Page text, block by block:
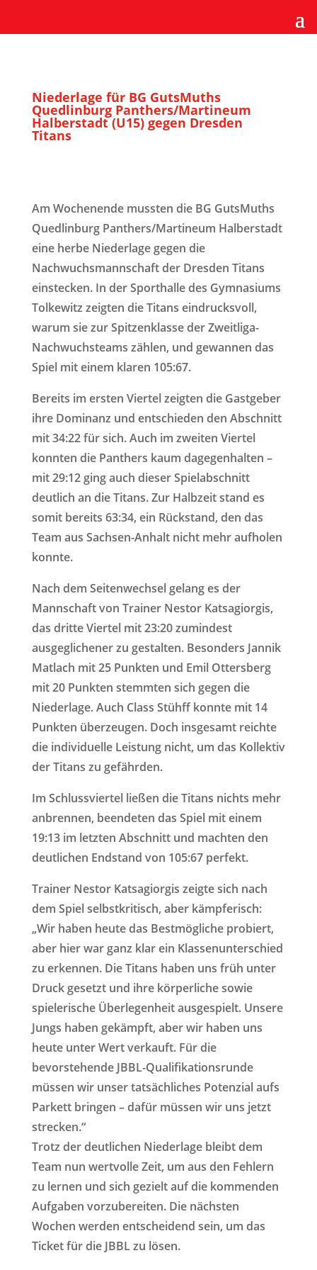
Niederlage für BG GutsMuths
Quedlinburg Panthers/Martineum
Halberstadt (U15) gegen Dresden
Titans
Am Wochenende mussten die BG GutsMuths
Quedlinburg Panthers/Martineum Halberstadt
eine herbe Niederlage gegen die
Nachwuchsmannschaft der Dresden Titans
einstecken. In der Sporthalle des Gymnasiums
Tolkewitz zeigten die Titans eindrucksvoll,
warum sie zur Spitzenklasse der Zweitliga-
Nachwuchsteams zählen, und gewannen das
Spiel mit einem klaren 105:67.
Bereits im ersten Viertel zeigten die Gastgeber
ihre Dominanz und entschieden den Abschnitt
mit 34:22 für sich. Auch im zweiten Viertel
konnten die Panthers kaum dagegenhalten –
mit 29:12 ging auch dieser Spielabschnitt
deutlich an die Titans. Zur Halbzeit stand es
somit bereits 63:34, ein Rückstand, den das
Team aus Sachsen-Anhalt nicht mehr aufholen
konnte.
Nach dem Seitenwechsel gelang es der
Mannschaft von Trainer Nestor Katsagiorgis,
das dritte Viertel mit 23:20 zumindest
ausgeglichener zu gestalten. Besonders Jannik
Matlach mit 25 Punkten und Emil Ottersberg
mit 20 Punkten stemmten sich gegen die
Niederlage. Auch Class Stühff konnte mit 14
Punkten überzeugen. Doch insgesamt reichte
die individuelle Leistung nicht, um das Kollektiv
der Titans zu gefährden.
Im Schlussviertel ließen die Titans nichts mehr
anbrennen, beendeten das Spiel mit einem
19:13 im letzten Abschnitt und machten den
deutlichen Endstand von 105:67 perfekt.
Trainer Nestor Katsagiorgis zeigte sich nach
dem Spiel selbstkritisch, aber kämpferisch:
„Wir haben heute das Bestmögliche probiert,
aber hier war ganz klar ein Klassenunterschied
zu erkennen. Die Titans haben uns früh unter
Druck gesetzt und ihre körperliche sowie
spielerische Überlegenheit ausgespielt. Unsere
Jungs haben gekämpft, aber wir haben uns
heute unter Wert verkauft. Für die
bevorstehende JBBL-Qualifikationsrunde
müssen wir unser tatsächliches Potenzial aufs
Parkett bringen – dafür müssen wir uns jetzt
strecken.“
Trotz der deutlichen Niederlage bleibt dem
Team nun wertvolle Zeit, um aus den Fehlern
zu lernen und sich gezielt auf die kommenden
Aufgaben vorzubereiten. Die nächsten
Wochen werden entscheidend sein, um das
Ticket für die JBBL zu lösen.